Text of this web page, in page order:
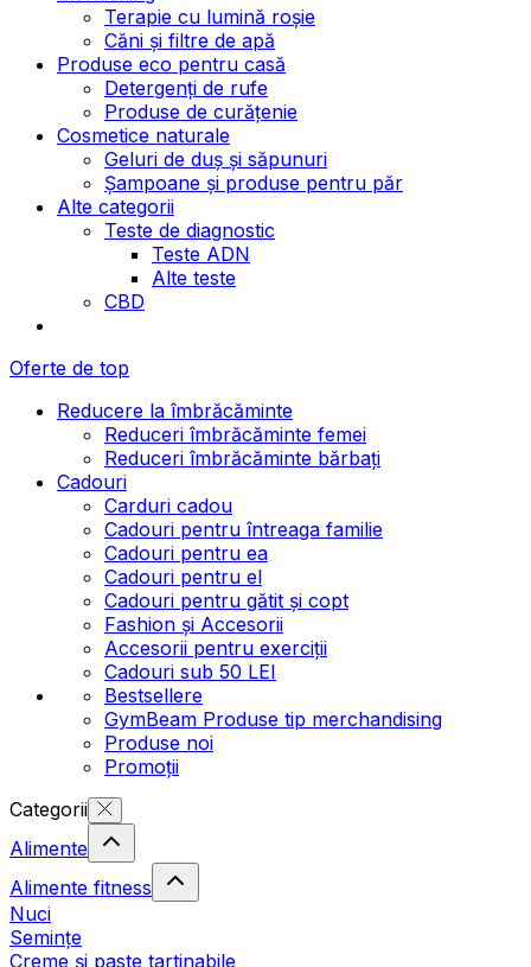
Terapie cu lumină roșie
Căni și filtre de apă
Produse eco pentru casă
Detergenți de rufe
Produse de curățenie
Cosmetice naturale
Geluri de duș și săpunuri
Șampoane și produse pentru păr
Alte categorii
Teste de diagnostic
Teste ADN
Alte teste
CBD
Oferte de top
Reducere la îmbrăcăminte
Reduceri îmbrăcăminte femei
Reduceri îmbrăcăminte bărbați
Cadouri
Carduri cadou
Cadouri pentru întreaga familie
Cadouri pentru ea
Cadouri pentru el
Cadouri pentru gătit și copt
Fashion și Accesorii
Accesorii pentru exerciții
Cadouri sub 50 LEI
Bestsellere
GymBeam Produse tip merchandising
Produse noi
Promoții
Categorii
Alimente
Alimente fitness
Nuci
Semințe
Creme și paste tartinabile